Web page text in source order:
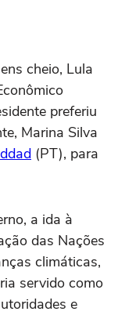
cheio, Lula
preferiu
Marina Silva
(PT), para
a ida à
das Nações
climáticas,
servido como
e